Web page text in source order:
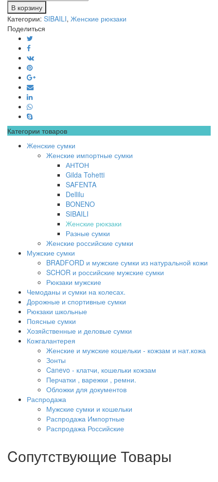
В корзину
Категории: SIBAILI, Женские рюкзаки
Поделиться
Категории товаров
Женские сумки
Женские импортные сумки
АНТОН
Gilda Tohetti
SAFENTA
Dellilu
BONENO
SIBAILI
Женские рюкзаки
Разные сумки
Женские российские сумки
Мужские сумки
BRADFORD и мужские сумки из натуральной кожи
SCHOR и российские мужские сумки
Рюкзаки мужские
Чемоданы и сумки на колесах.
Дорожные и спортивные сумки
Рюкзаки школьные
Поясные сумки
Хозяйственные и деловые сумки
Кожгалантерея
Женские и мужские кошельки - кожзам и нат.кожа
Зонты
Canevo - клатчи, кошельки кожзам
Перчатки , варежки , ремни.
Обложки для документов
Распродажа
Мужские сумки и кошельки
Распродажа Импортные
Распродажа Российские
Cопутствующие Товары